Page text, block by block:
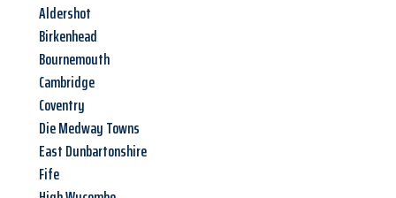
Aldershot
Birkenhead
Bournemouth
Cambridge
Coventry
Die Medway Towns
East Dunbartonshire
Fife